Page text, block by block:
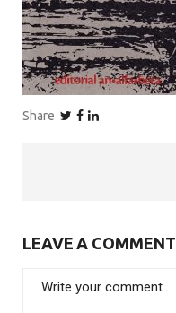
Share
LEAVE A COMMENT